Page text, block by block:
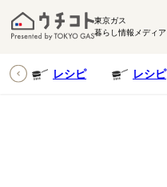
東京ガス
暮らし情報メディア
レシピ レシピ